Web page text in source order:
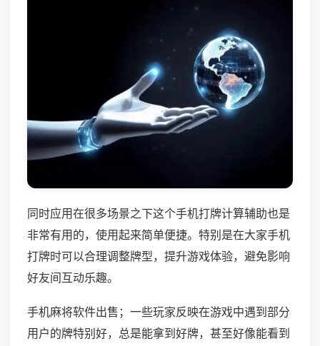
同时应用在很多场景之下这个手机打牌计算辅助也是
非常有用的，使用起来简单便捷。特别是在大家手机
打牌时可以合理调整牌型，提升游戏体验，避免影响
好友间互动乐趣。
手机麻将软件出售；一些玩家反映在游戏中遇到部分
用户的牌特别好，总是能拿到好牌，甚至好像能看到